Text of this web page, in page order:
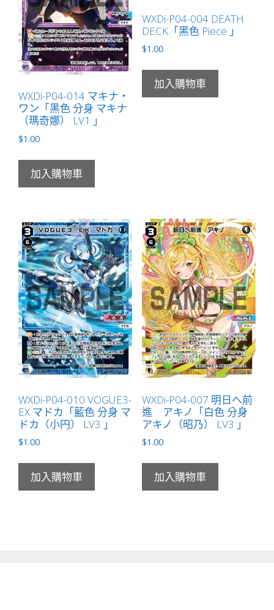
WXDi-P04-014 マキナ・
ワン「黑色 分身 マキナ
（瑪奇娜） LV1 」
$1.00
加入購物車
WXDi-P04-004 DEATH
DECK「黑色 Piece 」
$1.00
加入購物車
WXDi-P04-010 VOGUE3-
EX マドカ「藍色 分身 マ
ドカ（小円） LV3 」
$1.00
加入購物車
WXDi-P04-007 明日へ前
進 アキノ「白色 分身
アキノ（昭乃） LV3 」
$1.00
加入購物車